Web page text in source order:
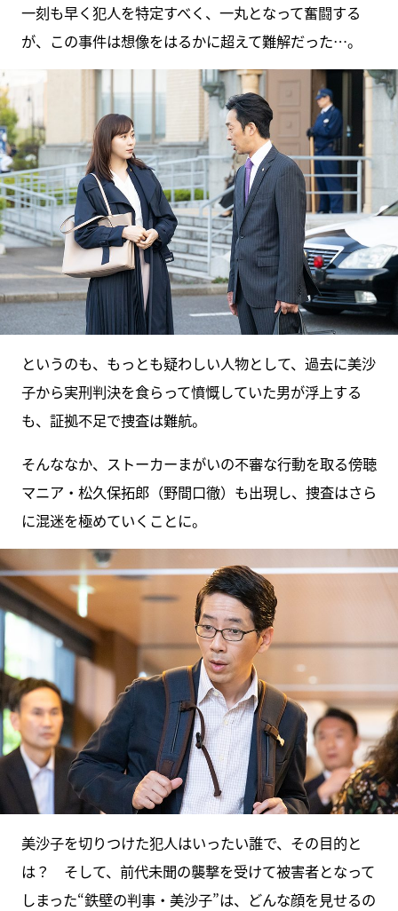
一刻も早く犯人を特定すべく、一丸となって奮闘する
が、この事件は想像をはるかに超えて難解だった…。
というのも、もっとも疑わしい人物として、過去に美沙
子から実刑判決を食らって憤慨していた男が浮上する
も、証拠不足で捜査は難航。
そんななか、ストーカーまがいの不審な行動を取る傍聴
マニア・松久保拓郎（野間口徹）も出現し、捜査はさら
に混迷を極めていくことに。
美沙子を切りつけた犯人はいったい誰で、その目的と
は？ そして、前代未聞の襲撃を受けて被害者となって
しまった“鉄壁の判事・美沙子”は、どんな顔を見せるの